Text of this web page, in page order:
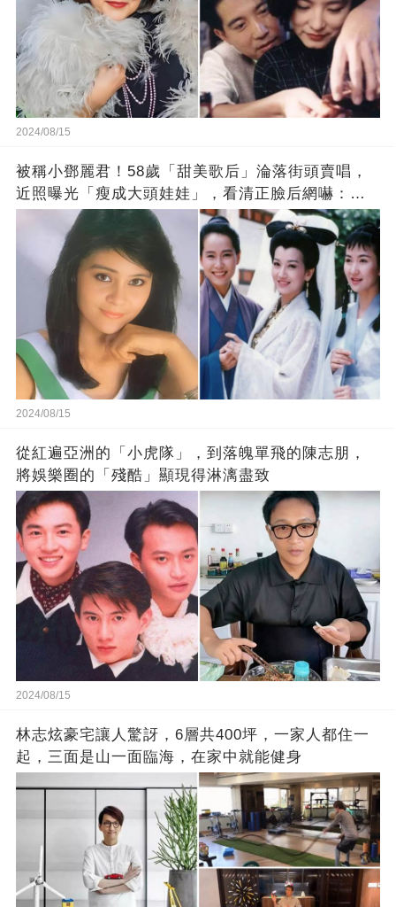
2024/08/15
被稱小鄧麗君！58歲「甜美歌后」淪落街頭賣唱，
近照曝光「瘦成大頭娃娃」，看清正臉后網嚇：根
本不敢認
2024/08/15
從紅遍亞洲的「小虎隊」，到落魄單飛的陳志朋，
將娛樂圈的「殘酷」顯現得淋漓盡致
2024/08/15
林志炫豪宅讓人驚訝，6層共400坪，一家人都住一
起，三面是山一面臨海，在家中就能健身